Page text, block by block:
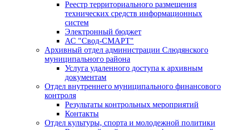
Реестр территориального размещения
технических средств информационных
систем
Электронный бюджет
АС "Свод-СМАРТ"
Архивный отдел администрации Слюдянского
муниципального района
Услуга удаленного доступа к архивным
документам
Отдел внутреннего муниципального финансового
контроля
Результаты контрольных мероприятий
Контакты
Отдел культуры, спорта и молодежной политики